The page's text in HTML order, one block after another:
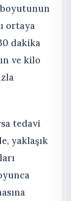
ortaya
dakika
ve kilo
tedavi
yaklaşık